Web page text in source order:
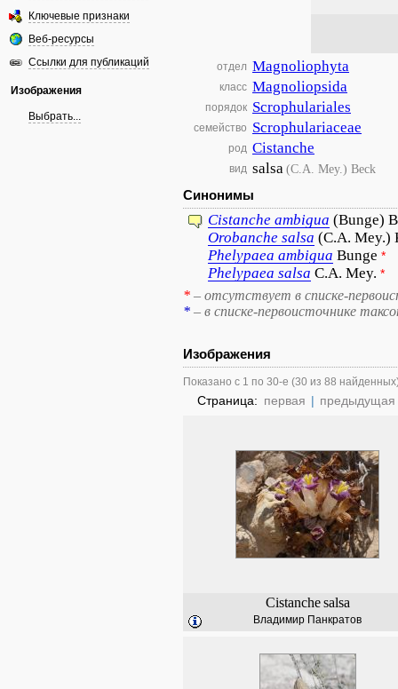
Ключевые признаки
Веб-ресурсы
Ссылки для публикаций
Изображения
Выбрать...
отдел Magnoliophyta
класс Magnoliopsida
порядок Scrophulariales
семейство Scrophulariaceae
род Cistanche
вид salsa(C.A. Mey.) Beck
Синонимы
Cistanche ambigua (Bunge)
Orobanche salsa (C.A. Mey.)
Phelypaea ambigua Bunge *
Phelypaea salsa C.A. Mey. *
* – отсутствует в списке-
* – в списке-первоисточнике
Изображения
Показано с 1 по 30-е (30 из 88
Страница: первая | предыдущая
Cistanche salsa
Владимир Панкратов